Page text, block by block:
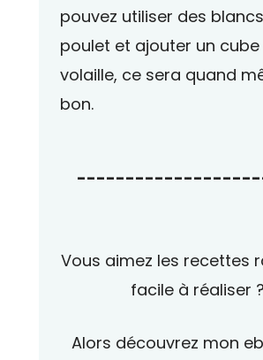
pouvez utiliser des
poulet et ajouter un
volaille, ce sera quand
bon.
Vous aimez les recettes
facile à réaliser ?
Alors découvrez mon